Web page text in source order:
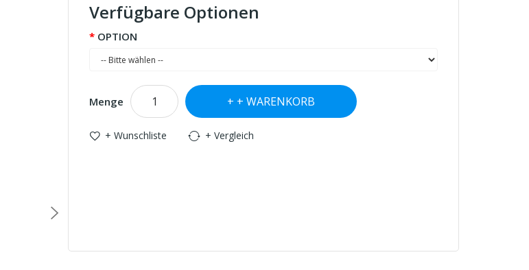
Verfügbare Optionen
OPTION
Menge + WARENKORB
+ Wunschliste + Vergleich